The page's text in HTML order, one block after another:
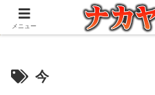
アウトドアとガジェット好きな
今
メニュー